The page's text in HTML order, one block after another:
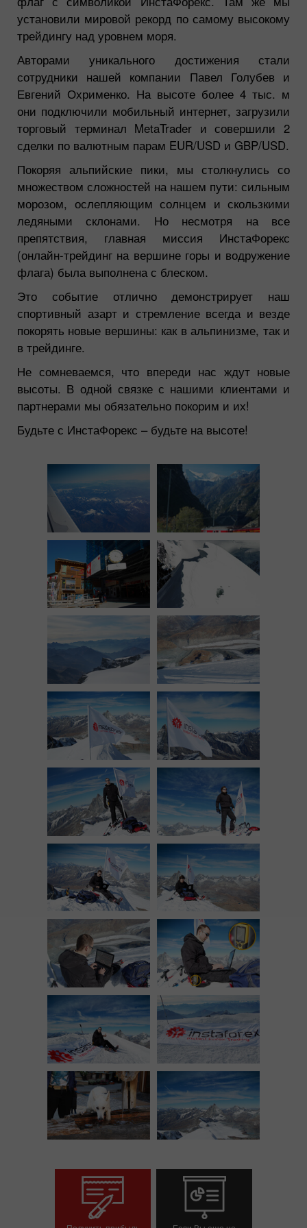
установили мировой рекорд по самому высокому
трейдингу над уровнем моря.
Авторами уникального достижения стали
сотрудники нашей компании Павел Голубев и
Евгений Охрименко. На высоте более 4 тыс. м
они подключили мобильный интернет, загрузили
торговый терминал MetaTrader и совершили 2
сделки по валютным парам EUR/USD и GBP/USD.
Покоряя альпийские пики, мы столкнулись со
множеством сложностей на нашем пути: сильным
морозом, ослепляющим солнцем и скользкими
ледяными склонами. Но несмотря на все
препятствия, главная миссия ИнстаФорекс
(онлайн-трейдинг на вершине горы и водружение
флага) была выполнена с блеском.
Это событие отлично демонстрирует наш
спортивный азарт и стремление всегда и везде
покорять новые вершины: как в альпинизме, так и
в трейдинге.
Не сомневаемся, что впереди нас ждут новые
высоты. В одной связке с нашими клиентами и
партнерами мы обязательно покорим и их!
Будьте с ИнстаФорекс – будьте на высоте!